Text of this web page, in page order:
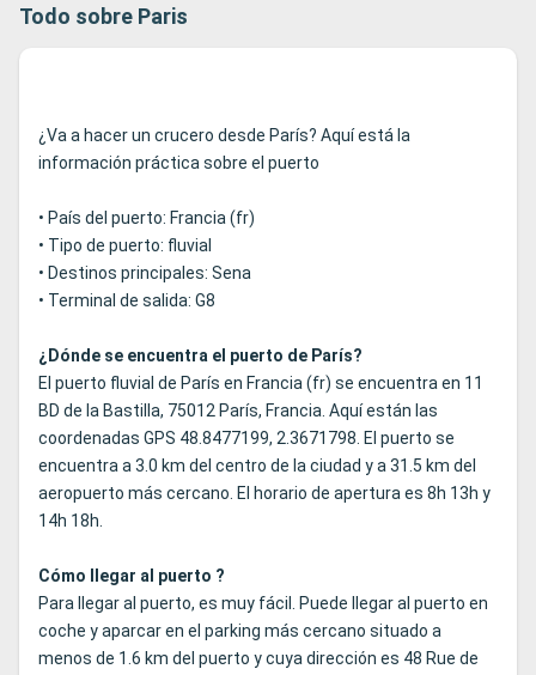
Todo sobre Paris
¿Va a hacer un crucero desde París? Aquí está la
información práctica sobre el puerto
• País del puerto: Francia (fr)
• Tipo de puerto: fluvial
• Destinos principales: Sena
• Terminal de salida: G8
¿Dónde se encuentra el puerto de París?
El puerto fluvial de París en Francia (fr) se encuentra en 11
BD de la Bastilla, 75012 París, Francia. Aquí están las
coordenadas GPS 48.8477199, 2.3671798. El puerto se
encuentra a 3.0 km del centro de la ciudad y a 31.5 km del
aeropuerto más cercano. El horario de apertura es 8h 13h y
14h 18h.
Cómo llegar al puerto ?
Para llegar al puerto, es muy fácil. Puede llegar al puerto en
coche y aparcar en el parking más cercano situado a
menos de 1.6 km del puerto y cuya dirección es 48 Rue de